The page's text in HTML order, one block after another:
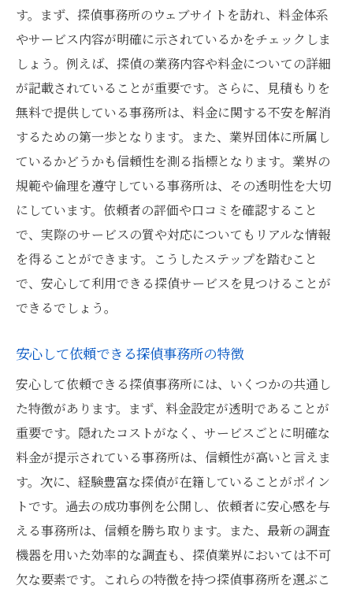
す。まず、探偵事務所のウェブサイトを訪れ、料金体系
やサービス内容が明確に示されているかをチェックしま
しょう。例えば、探偵の業務内容や料金についての詳細
が記載されていることが重要です。さらに、見積もりを
無料で提供している事務所は、料金に関する不安を解消
するための第一歩となります。また、業界団体に所属し
ているかどうかも信頼性を測る指標となります。業界の
規範や倫理を遵守している事務所は、その透明性を大切
にしています。依頼者の評価や口コミを確認すること
で、実際のサービスの質や対応についてもリアルな情報
を得ることができます。こうしたステップを踏むこと
で、安心して利用できる探偵サービスを見つけることが
できるでしょう。
安心して依頼できる探偵事務所の特徴
安心して依頼できる探偵事務所には、いくつかの共通し
た特徴があります。まず、料金設定が透明であることが
重要です。隠れたコストがなく、サービスごとに明確な
料金が提示されている事務所は、信頼性が高いと言えま
す。次に、経験豊富な探偵が在籍していることがポイン
トです。過去の成功事例を公開し、依頼者に安心感を与
える事務所は、信頼を勝ち取ります。また、最新の調査
機器を用いた効率的な調査も、探偵業界においては不可
欠な要素です。これらの特徴を持つ探偵事務所を選ぶこ